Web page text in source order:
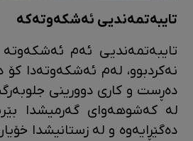
تایبەتمەندیی ئەشکەوتەکە
تایبەتمەندیی ئەم
نەکردبوو، لەم ئەشکەوتەدا
دەڕست و کاری دوورینی
لە کەشوهەوای گەرمیشدا
دەگێڕایەوە و لە زستانیشدا